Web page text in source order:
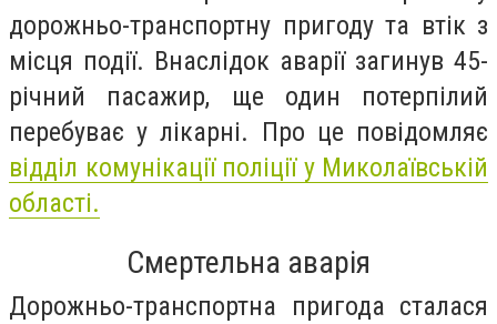
дорожньо-транспортну пригоду та втік з
місця події. Внаслідок аварії загинув 45-
річний пасажир, ще один потерпілий
перебуває у лікарні. Про це повідомляє
відділ комунікації поліції у Миколаївській
області.
Смертельна аварія
Дорожньо-транспортна пригода сталася